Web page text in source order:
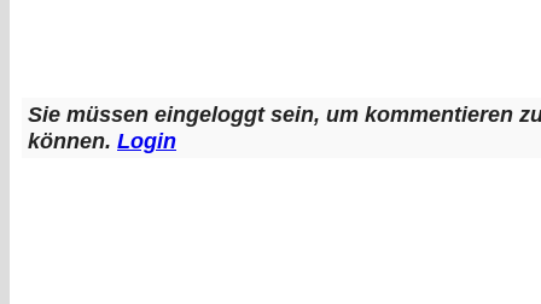
Sie müssen eingeloggt sein, um kommentieren
können. Login